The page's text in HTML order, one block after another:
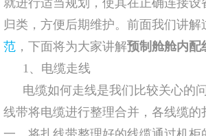
归类，方便后期维护。前面我们讲解
范 ，下面将为大家讲解预制舱舱内配
1、电缆走线
电缆如何走线是我们比较关心的
线带将电缆进行整理合并，各线缆的